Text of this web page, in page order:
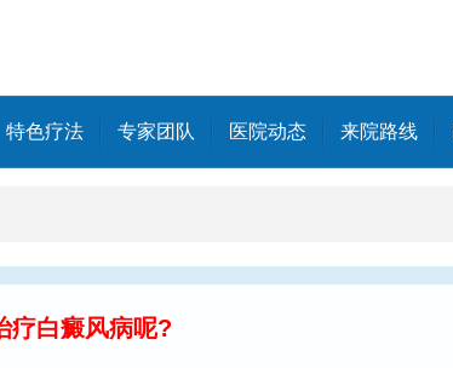
特色疗法 专家团队 医院动态 来院路线
疗白癜风病呢?